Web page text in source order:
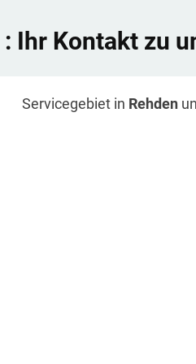
: Ihr Kontakt zu
Servicegebiet in Rehden